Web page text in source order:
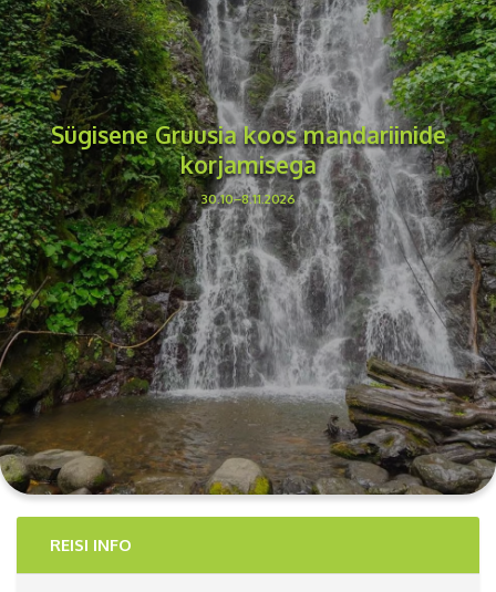
Sügisene Gruusia koos mandariinide
korjamisega
30.10–8.11.2026
REISI INFO